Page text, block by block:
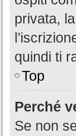
privata,
quindi ti
Top
Perché
Se non